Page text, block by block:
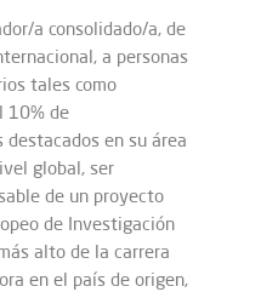
a consolidado/a, de
a personas
tales como
10% de
en su área
global, ser
de un proyecto
de Investigación
alto de la carrera
en el país de origen,